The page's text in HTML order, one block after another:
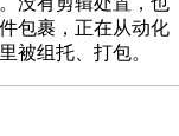
包裹，正在从动化
被组托、打包。